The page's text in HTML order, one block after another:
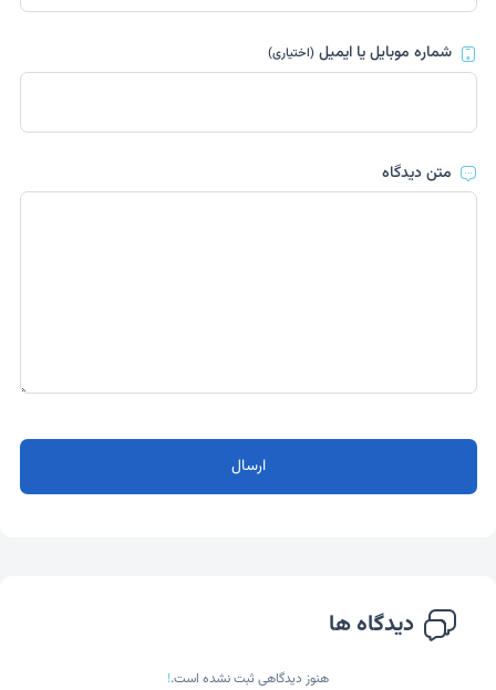
شماره موبایل یا ایمیل(اختیاری)
متن دیدگاه
ارسال
دیدگاه ها
هنوز دیدگاهی ثبت نشده است.!